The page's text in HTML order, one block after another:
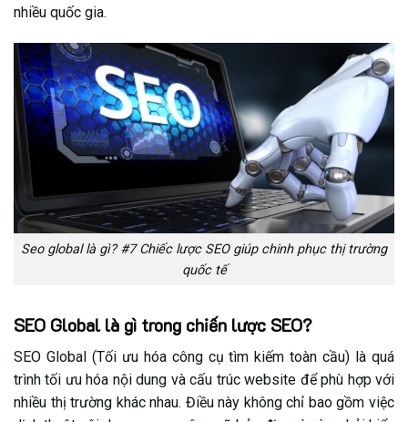
5.5. Local hóa nội dung, không chỉ dịch thuật
5.6. Kết hợp Schema & Entity để tăng khả năng hiểu
nội dung
5.7. Đo lường & tối ưu theo từng quốc gia
5.8. FAQ
nhiều quốc gia.
Seo global là gì? #7 Chiếc lược SEO giúp chinh phục thị trường
quốc tế
SEO Global là gì trong chiến lược SEO?
SEO Global (Tối ưu hóa công cụ tìm kiếm toàn cầu) là quá
trình tối ưu hóa nội dung và cấu trúc website để phù hợp với
nhiều thị trường khác nhau. Điều này không chỉ bao gồm việc